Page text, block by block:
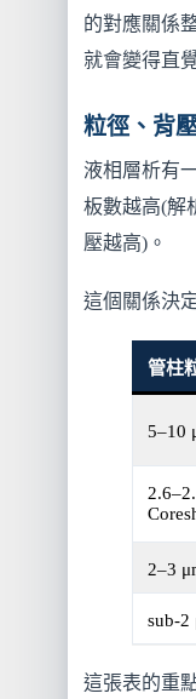
的對應關係
就會變得直
粒徑、背
液相層析有
板數越高(解
壓越高)。
這個關係決
管柱
5–10
2–3
sub-2
這張表的重